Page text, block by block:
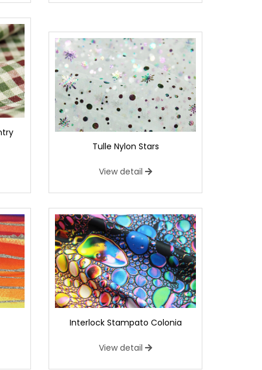
Tulle Nylon Stars
View detail
Interlock Stampato Colonia
View detail